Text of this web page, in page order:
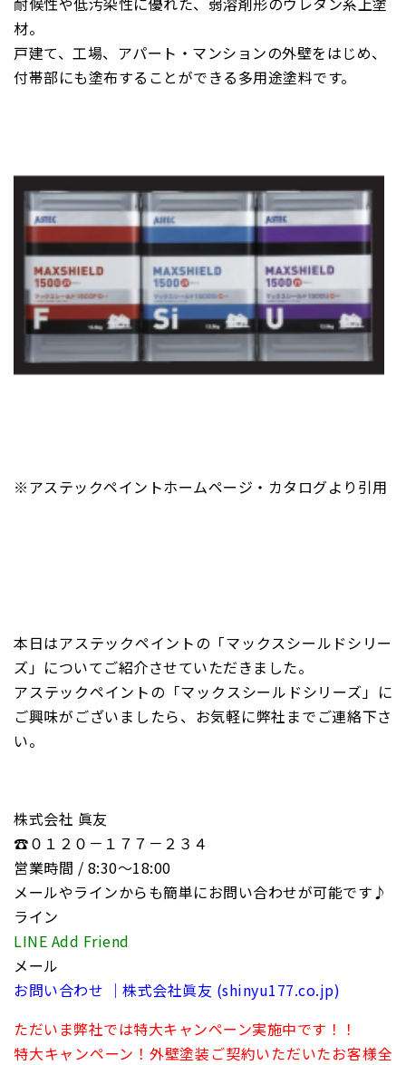
材。
戸建て、工場、アパート・マンションの外壁をはじめ、
付帯部にも塗布することができる多用途塗料です。
※アステックペイントホームページ・カタログより引用
本日はアステックペイントの「マックスシールドシリー
ズ」 についてご紹介させていただきました。
アステックペイントの「マックスシールドシリーズ」に
ご興味がございましたら、お気軽に弊社までご連絡下さ
い。
株式会社 眞友
☎０１２０－１７７－２３４
営業時間 / 8:30〜18:00
メールやラインからも簡単にお問い合わせが可能です♪
ライン
LINE Add Friend
メール
お問い合わせ ｜株式会社眞友 (shinyu177.co.jp)
ただいま弊社では特大キャンペーン実施中です！！
特大キャンペーン！外壁塗装ご契約いただいたお客様全